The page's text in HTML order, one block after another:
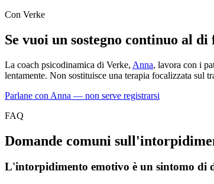
Con Verke
Se vuoi un sostegno continuo al
La coach psicodinamica di Verke, Anna, lavora con i
lentamente. Non sostituisce una terapia focalizzata sul
Parlane con Anna — non serve registrarsi
FAQ
Domande comuni
L'intorpidimento emotivo è un sintomo di